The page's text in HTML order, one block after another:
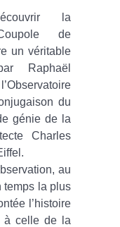
la
de
un véritable
Raphaël
du
génie de la
Charles
au
temps la plus
l’histoire
à celle de la